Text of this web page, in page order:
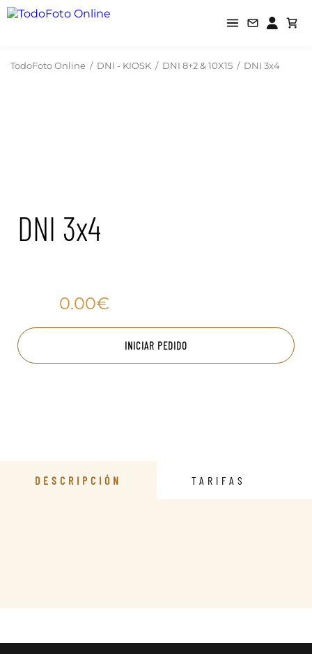
TodoFoto Online / DNI - KIOSK / DNI 8+2 & 10X15 / DNI 3x4
DNI 3x4
0.00€
INICIAR PEDIDO
DESCRIPCIÓN TARIFAS